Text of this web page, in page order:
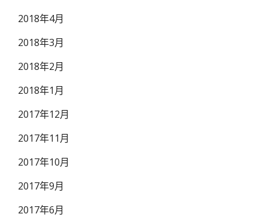
2018年4月
2018年3月
2018年2月
2018年1月
2017年12月
2017年11月
2017年10月
2017年9月
2017年6月